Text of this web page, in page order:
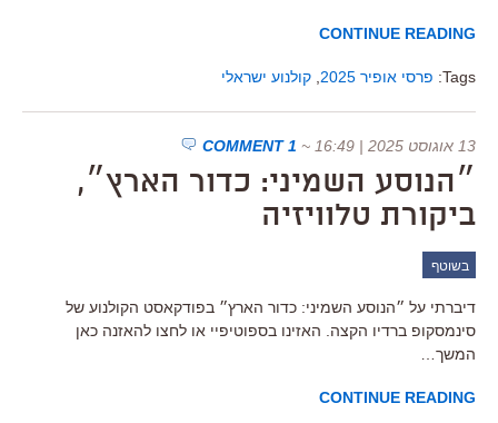
CONTINUE READING
Tags: פרסי אופיר 2025 קולנוע ישראלי
13 אוגוסט 2025 | 16:49 ~
1 COMMENT
״הנוסע השמיני: כדור הארץ״,
ביקורת טלוויזיה
בשוטף
דיברתי על ״הנוסע השמיני: כדור הארץ״ בפודקאסט הקולנוע של
סינמסקופ ברדיו הקצה. האזינו בספוטיפיי או לחצו להאזנה כאן
המשך…
CONTINUE READING